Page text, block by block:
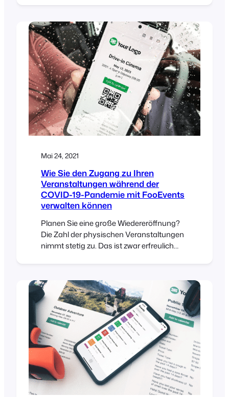
mehrtägige Veranstaltungen, buchbare
Dienstleistungen sowie Veranstaltungen
mit Sitzplatzauswahl erstellen können.
Außerdem werfen wir einen kurzen Blick
auf die Ticketverwaltung und die
FooEvents-Berichtstools.
Mai 24, 2021
Wie Sie den Zugang zu Ihren
Veranstaltungen während der
COVID-19-Pandemie mit FooEvents
verwalten können
Planen Sie eine große Wiedereröffnung?
Die Zahl der physischen Veranstaltungen
nimmt stetig zu. Das ist zwar erfreulich
Veranstaltungsorte müssen nach wie vor
strenge Richtlinien einhalten, um die
Verbreitung von COVID-19 zu verhindern.
In diesem Artikel gehen wir durch